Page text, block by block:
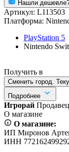
Нашли
Артикул: L113503
Платформа:
PlayStation 5
Nintendo
Получить в
Сменить город.
Подробнее
Игрорай Продавец
О магазине
О магазине:
ИП Миронов
ИНН